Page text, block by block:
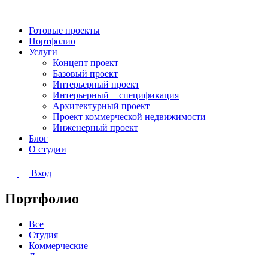
Готовые проекты
Портфолио
Услуги
Концепт проект
Базовый проект
Интерьерный проект
Интерьерный + спецификация
Архитектурный проект
Проект коммерческой недвижимости
Инженерный проект
Блог
О студии
Вход
Портфолио
Все
Студия
Коммерческие